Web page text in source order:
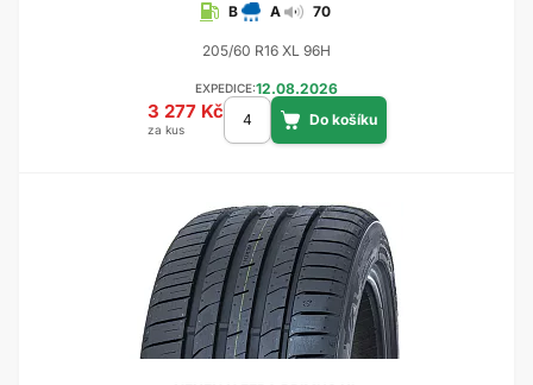
B
A 70
205/60 R16 XL 96H
EXPEDICE:12.08.2026
3 277 Kč
za kus